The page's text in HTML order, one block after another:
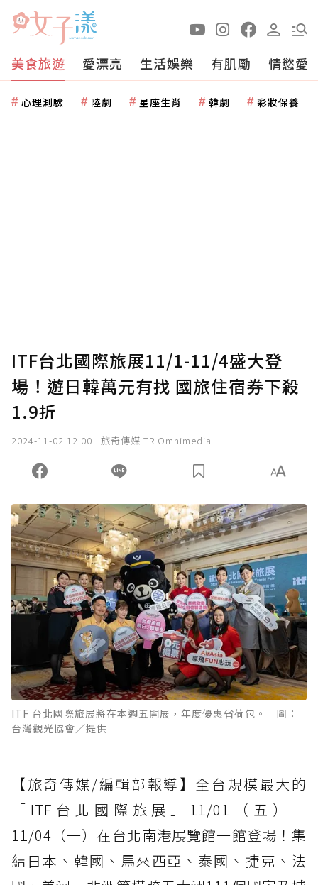
美食旅遊 愛漂亮 生活娛樂 有肌勵 情慾愛
心理測驗 陸劇 星座生肖 韓劇 彩妝保養
ITF台北國際旅展11/1-11/4盛大登
場！遊日韓萬元有找 國旅住宿券下殺
1.9折
2024-11-02 12:00 旅奇傳媒 TR Omnimedia
ITF 台北國際旅展將在本週五開展，年度優惠省荷包。 圖：
台灣觀光協會／提供
【旅奇傳媒/編輯部報導】全台規模最大的
「ITF台北國際旅展」11/01（五）－
11/04（一）在台北南港展覽館一館登場！集
結日本、韓國、馬來西亞、泰國、捷克、法